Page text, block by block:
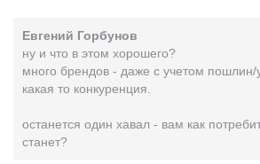
Евгений Горбунов
ну и что в этом хорошего?
много брендов - даже с учетом пошлин/
какая то конкуренция.
останется один хавал - вам как
станет?